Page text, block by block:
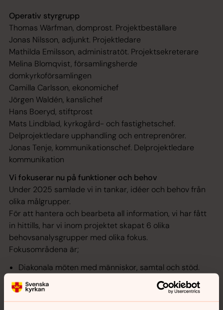
Operativ styrgrupp
Thomas Wärfman, domprost. Projektbeställare
Jonas Nilsson, adjunkt. Projektledare
Mathilda Emilsson, administratöt. Projektsekreterare
Melina Blomqvist, församlingsherde
domkyrkoförsamlingen
Camilla Carlsson, ekonomichef
Jörgen Waldén, kanslichef
Hans Boeryd, stiftprost
Mats Lindblad, kyrkogård- och fastighetschef.
Delprojektledare upphandling och entreprenörer.
Jonas Tenje, kommunikationschef. Delprojektledare
kommunikation
Vi fokuserar nu på funktioner och behov
Under 2025 samlade vi in tankar, idéer och behov från
olika målgrupper.
För att hantera och bearbeta all information, vi har fått
in hittills, har vi inom projektet skapat 6 olika
behovsanalysgrupper med olika fokus.
Fokusområdena är;
Diakonala möten med människor, samtal och stöd.
Fysiska och praktiska samt tillgänglighet och
säkerhet.